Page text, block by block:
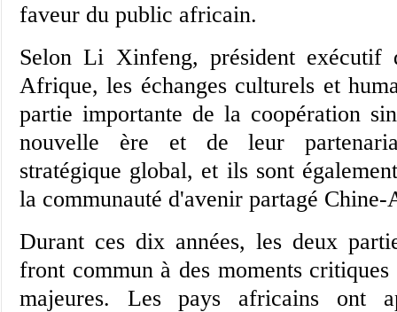
faveur du public africain.
Selon Li Xinfeng, président exécutif
Afrique, les échanges culturels et
partie importante de la coopération
nouvelle ère et de leur
stratégique global, et ils sont
la communauté d'avenir partagé
Durant ces dix années, les deux
front commun à des moments critiques
majeures. Les pays africains ont